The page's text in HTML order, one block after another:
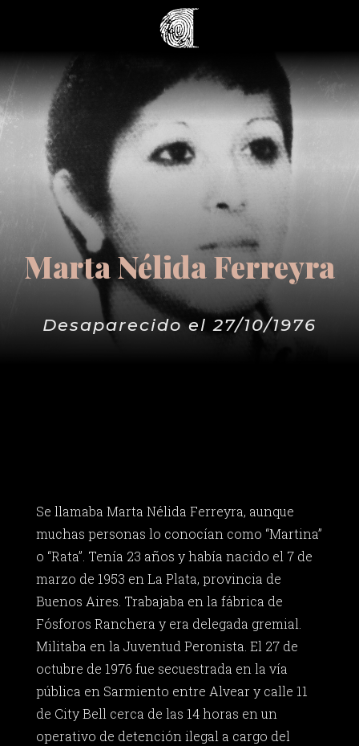
Marta Nélida Ferreyra
Desaparecido el 27/10/1976
Se llamaba Marta Nélida Ferreyra, aunque
muchas personas lo conocían como “Martina”
o “Rata”. Tenía 23 años y había nacido el 7 de
marzo de 1953 en La Plata, provincia de
Buenos Aires. Trabajaba en la fábrica de
Fósforos Ranchera y era delegada gremial.
Militaba en la Juventud Peronista. El 27 de
octubre de 1976 fue secuestrada en la vía
pública en Sarmiento entre Alvear y calle 11
de City Bell cerca de las 14 horas en un
operativo de detención ilegal a cargo del